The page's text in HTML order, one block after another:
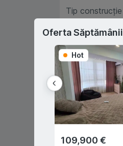
Tip construcție
Etaj
Oferta Săptămânii
Hot
109,900 €